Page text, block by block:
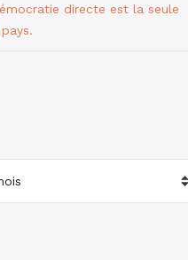
directe est la seule